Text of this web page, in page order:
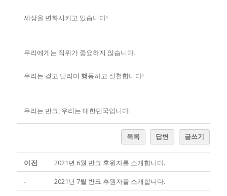
세상을 변화시키고 있습니다!
우리에게는 직위가 중요하지 않습니다.
우리는 걷고 달리며 행동하고 실천합니다!
우리는 반크, 우리는 대한민국입니다.
목록 답변 글쓰기
이전 2021년 6월 반크 후원자를 소개합니다.
- 2021년 7월 반크 후원자를 소개합니다.